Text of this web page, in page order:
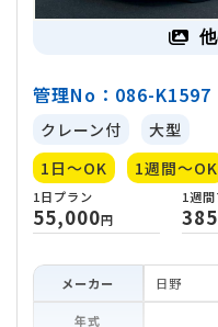
管理No：086-K1597
クレーン付
大型
1日～OK
1週間～OK
メーカー 日野
年式